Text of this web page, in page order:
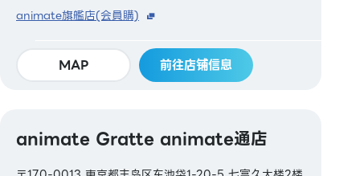
animate旗艦店(会員購)
MAP 前往店铺信息
animate Gratte animate通店